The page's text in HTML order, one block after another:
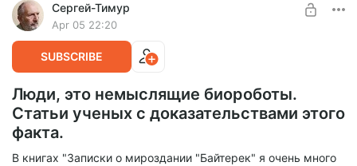
Сергей-Тимур
Apr 05 22:20
SUBSCRIBE
Люди, это немыслящие биороботы.
Статьи ученых с доказательствами этого
факта.
В книгах "Записки о мироздании "Байтерек" я очень много